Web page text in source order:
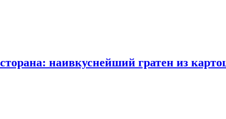
наивкуснейший гратен из